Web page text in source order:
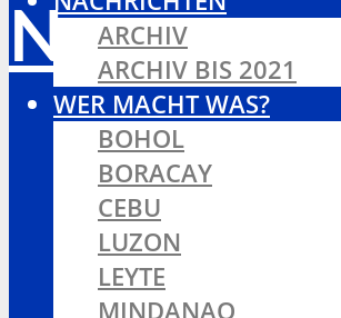
ARCHIV
ARCHIV BIS 2021
WER MACHT WAS?
BOHOL
BORACAY
CEBU
LUZON
LEYTE